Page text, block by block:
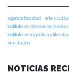
agenda facultad arte y
instituto de ciencias de la
instituto de lingüística y
vinculación
NOTICIAS